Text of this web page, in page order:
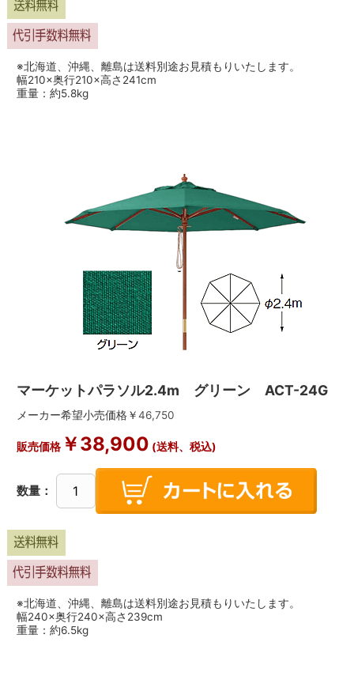
※北海道、沖縄、離島は送料別途お見積もりいたします。
幅210×奥行210×高さ241cm
重量：約5.8kg
マーケットパラソル2.4m グリーン ACT-24G
メーカー希望小売価格￥46,750
販売価格￥38,900 (送料、税込)
数量：
※北海道、沖縄、離島は送料別途お見積もりいたします。
幅240×奥行240×高さ239cm
重量：約6.5kg